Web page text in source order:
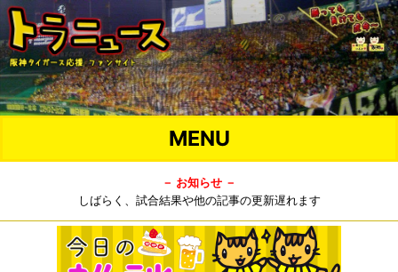
MENU
－ お知らせ －
しばらく、試合結果や他の記事の更新遅れます